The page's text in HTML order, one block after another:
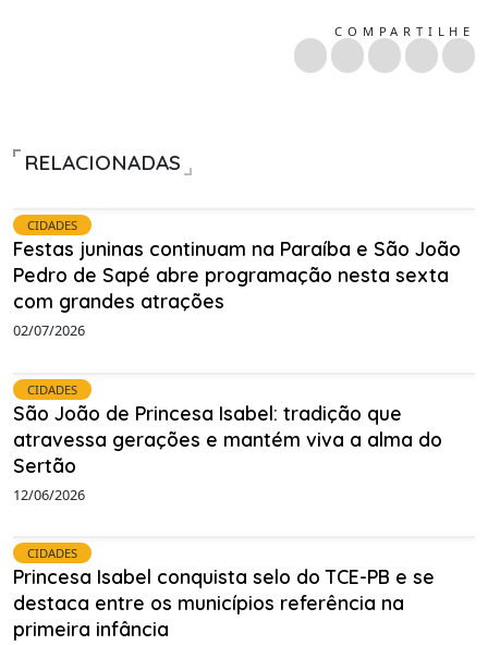
COMPARTILHE
RELACIONADAS
CIDADES
Festas juninas continuam na Paraíba e São João
Pedro de Sapé abre programação nesta sexta
com grandes atrações
02/07/2026
CIDADES
São João de Princesa Isabel: tradição que
atravessa gerações e mantém viva a alma do
Sertão
12/06/2026
CIDADES
Princesa Isabel conquista selo do TCE-PB e se
destaca entre os municípios referência na
primeira infância